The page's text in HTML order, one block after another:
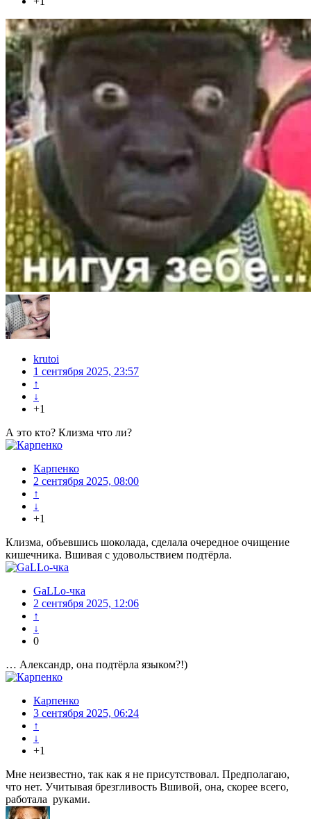
krutoi
1 сентября 2025, 23:57
↑
↓
+1
А это кто? Клизма что ли?
Карпенко
2 сентября 2025, 08:00
↑
↓
+1
Клизма, объевшись шоколада, сделала очередное очищение
кишечника. Вшивая с удовольствием подтёрла.
GaLLo-чка
2 сентября 2025, 12:06
↑
↓
0
… Александр, она подтёрла языком?!)
Карпенко
3 сентября 2025, 06:24
↑
↓
+1
Мне неизвестно, так как я не присутствовал. Предполагаю,
что нет. Учитывая брезгливость Вшивой, она, скорее всего,
работала руками.